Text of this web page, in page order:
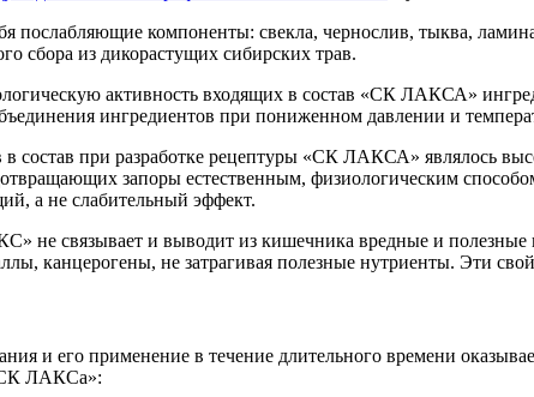
послабляющие компоненты: свекла, чернослив, тыква,
сбора из дикорастущих сибирских трав.
активность входящих в состав «СК ЛАКСА»
ингредиентов при пониженном давлении и
при разработке рецептуры «СК ЛАКСА» являлось
запоры естественным, физиологическим
а не слабительный эффект.
не связывает и выводит из кишечника вредные и полезные
канцерогены, не затрагивая полезные нутриенты. Эти
и его применение в течение длительного времени
ЛАКСа»: